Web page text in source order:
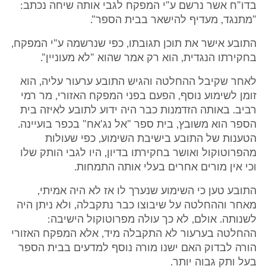
בדו"ח אשר נרשם ע"י המפקח לגבי אותה שיחה נכתב:
"מתנגד, מעדיף להישאר בבית הספר".
התובע אישר את תוכן תגובתו, כפי שנרשמה ע"י המפקח,
בחקירתו הנגדית, הוא רק אמר שהוא "לא מעוניין".
לאחר שקיבל ההחלטה והגיש התובע ערעור עליה, הוא
זומן לשימוע נוסף, הפעם בפני המפקח האזורי, מר רמי
רביב. באותה הזדמנות כבר היה ידוע לתובע לאיזה בית
הספר הוא משובץ, בית ספר "אל נג'אח" בכפר בועיינה.
הטענות של התובע בישיבת השימוע, כפי שעולות
מהפרוטוקול ואושר בחקירתו בדיון, היו לגבי הותק שלו
וכי אין מורים אחרים בעלי אותה התמחות.
התובע טען כי השימוע שנערך לו אז לא היה אמיתי,
מאחר וההחלטה על שיבוצו כבר נתקבלה, ולא ניתן היה
לשנותה. אולם, לא כך עולה מפרוטוקול הישיבה:
ההחלטה בערעור לא התקבלה מיד, אלא המפקח האזורי
הורה לבדוק האם ישנו מורה נוסף למדעים בבית הספר
בעל ותק גבוה יותר.